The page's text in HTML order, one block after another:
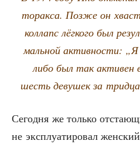
то­рак­са. Поз­же он
кол­лапс лёг­ко­го был
маль­ной актив­но­сти:
либо был так акти­вен
шесть деву­шек за
Сего­дня же толь­ко
не экс­плу­а­ти­ро­вал